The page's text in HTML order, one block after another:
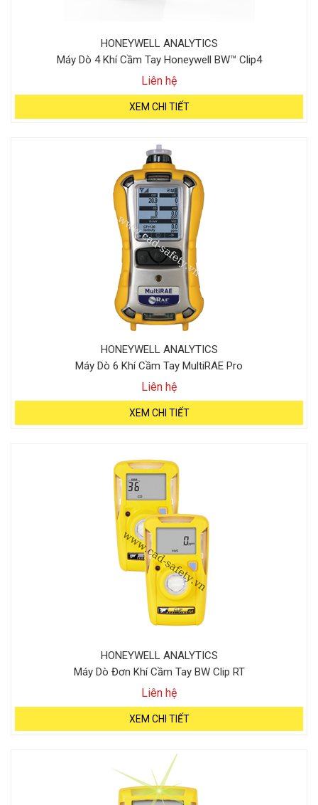
HONEYWELL ANALYTICS
Máy Dò 4 Khí Cầm Tay Honeywell BW™ Clip4
Liên hệ
XEM CHI TIẾT
HONEYWELL ANALYTICS
Máy Dò 6 Khí Cầm Tay MultiRAE Pro
Liên hệ
XEM CHI TIẾT
HONEYWELL ANALYTICS
Máy Dò Đơn Khí Cầm Tay BW Clip RT
Liên hệ
XEM CHI TIẾT